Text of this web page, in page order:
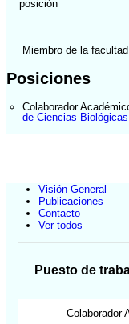
Miembro de la facultad
Posiciones
Colaborador
de Ciencias Biológicas
Visión General
Publicaciones
Contacto
Ver todos
Puesto de
Colaborador